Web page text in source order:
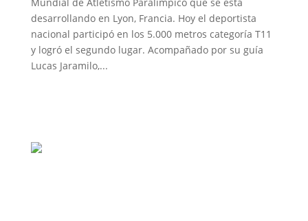
Mundial de Atletismo Paralímpico que se está
desarrollando en Lyon, Francia. Hoy el deportista
nacional participó en los 5.000 metros categoría T11
y logró el segundo lugar. Acompañado por su guía
Lucas Jaramilo,...